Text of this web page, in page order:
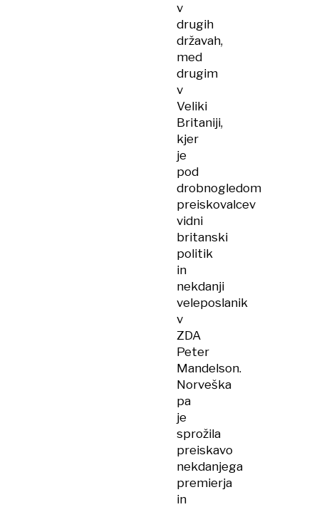
v
drugih
državah,
med
drugim
v
Veliki
Britaniji,
kjer
je
pod
drobnogledom
preiskovalcev
vidni
britanski
politik
in
nekdanji
veleposlanik
v
ZDA
Peter
Mandelson.
Norveška
pa
je
sprožila
preiskavo
nekdanjega
premierja
in